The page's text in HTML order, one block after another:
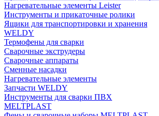
Нагревательные элементы Leister
Инструменты и прикаточные ролики
Ящики для транспортировки и хранения
WELDY
Термофены для сварки
Сварочные экструдеры
Сварочные аппараты
Сменные насадки
Нагревательные элементы
Запчасти WELDY
Инструменты для сварки ПВХ
MELTPLAST